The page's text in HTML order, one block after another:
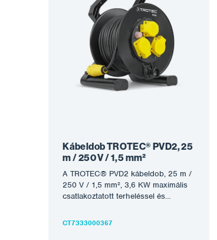
Kábeldob TROTEC® PVD2, 25
m / 250 V / 1,5 mm²
A TROTEC® PVD2 kábeldob, 25 m /
250 V / 1,5 mm², 3,6 KW maximális
csatlakoztatott terheléssel és
CT7333000367